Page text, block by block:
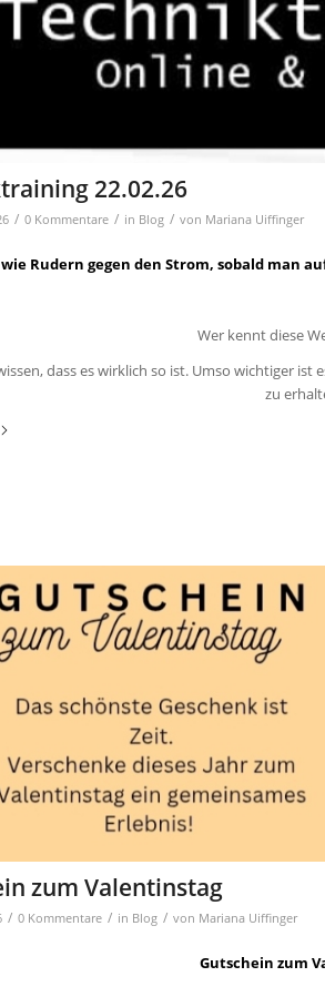
22.02.26
/ 0 Kommentare / in Blog / von Mariana Uiffinger
Rudern gegen den Strom, sobald man
Wer kennt diese
dass es wirklich so ist. Umso wichtiger
zu
zum Valentinstag
/ 0 Kommentare / in Blog / von Mariana Uiffinger
Gutschein zum